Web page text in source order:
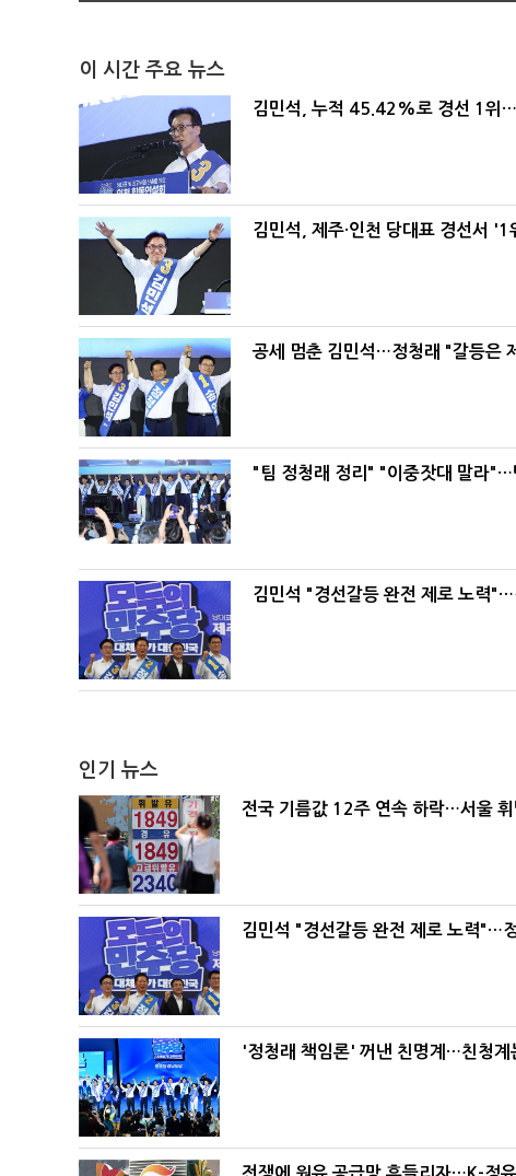
이 시간 주요 뉴스
김민석, 누적 45.42%로 경선 1위
김민석, 제주·인천 당대표 경선서
공세 멈춘 김민석…정청래 "갈등은
"팀 정청래 정리" "이중잣대 말라"…
김민석 "경선갈등 완전 제로 노력
인기 뉴스
전국 기름값 12주 연속 하락…서울
김민석 "경선갈등 완전 제로 노력"…
'정청래 책임론' 꺼낸 친명계…친청계